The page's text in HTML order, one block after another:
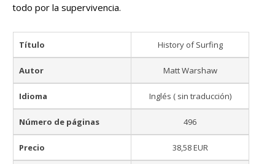
todo por la supervivencia.
Título History of Surfing
Autor Matt Warshaw
Idioma Inglés ( sin traducción)
Número de páginas 496
Precio 38,58 EUR